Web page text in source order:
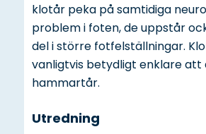
klotår peka på samtidiga
problem i foten, de uppstår
del i större fotfelställningar.
vanligtvis betydligt enklare att
hammartår.
Utredning